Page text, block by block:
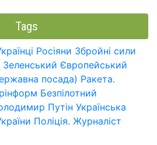
Tags
Росіяни Збройні сили
Європейський
посада) Ракета.
Безпілотний
Путін Українська
Поліція. Журналіст